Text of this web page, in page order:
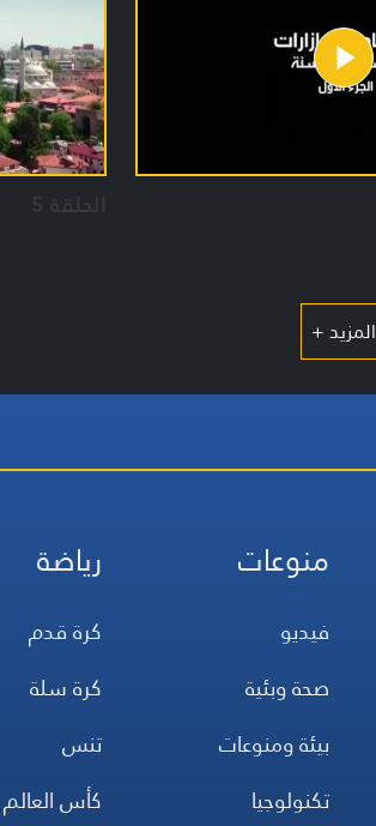
الحلقة 5
المزيد +
منوعات
فيديو
صحة وبئية
بيئة ومنوعات
تكنولوجيا
رياضة
كرة قدم
كرة سلة
تنس
كأس العالم